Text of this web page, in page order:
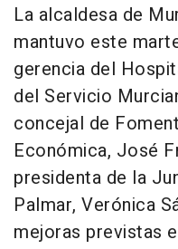
La alcaldesa de
mantuvo este
gerencia del
del Servicio
concejal de
Económica, José
presidenta de la
Palmar, Verónica
mejoras previstas